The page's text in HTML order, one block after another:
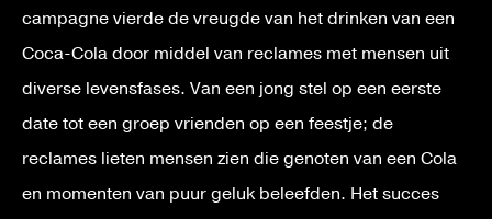
campagne vierde de vreugde van het drinken van een
Coca-Cola door middel van reclames met mensen uit
diverse levensfases. Van een jong stel op een eerste
date tot een groep vrienden op een feestje; de
reclames lieten mensen zien die genoten van een Cola
en momenten van puur geluk beleefden. Het succes